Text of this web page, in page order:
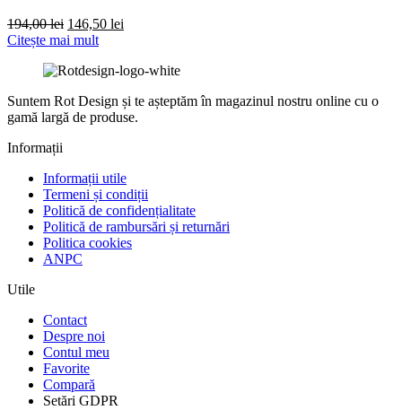
194,00lei Prețul
inițial
fost:
146,50 lei
146,50 lei.
Citește mai mult
Suntem Rot Design și te așteptăm în magazinul nostru online cu o
gamă largă de produse.
Informații
Informații utile
Termeni și condiții
Politică de confidențialitate
Politică de rambursări și returnări
Politica cookies
ANPC
Utile
Contact
Despre noi
Contul meu
Favorite
Compară
Setări GDPR